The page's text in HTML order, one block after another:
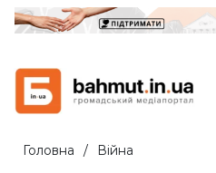
Головна Війна